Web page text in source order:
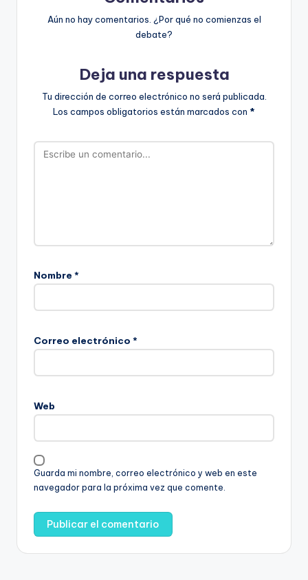
Aún no hay comentarios. ¿Por qué no comienzas el
debate?
Deja una respuesta
Tu dirección de correo electrónico no será publicada.
Los campos obligatorios están marcados con *
Nombre *
Correo electrónico *
Web
Guarda mi nombre, correo electrónico y web en este
navegador para la próxima vez que comente.